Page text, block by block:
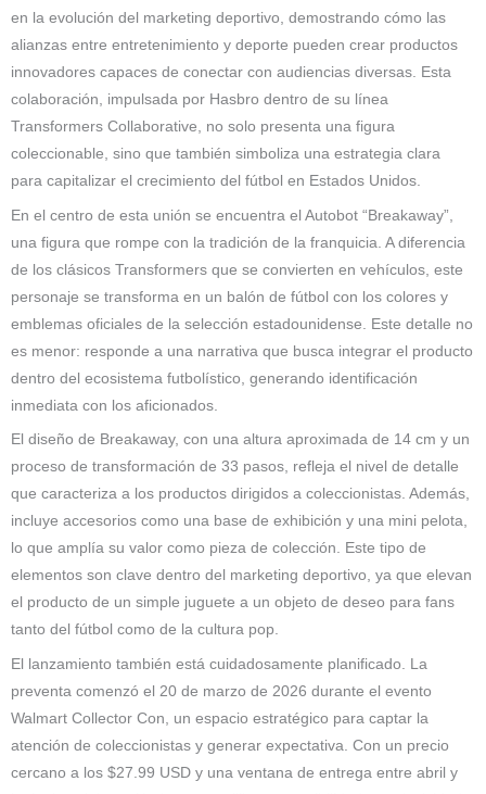
en la evolución del marketing deportivo, demostrando cómo las
alianzas entre entretenimiento y deporte pueden crear productos
innovadores capaces de conectar con audiencias diversas. Esta
colaboración, impulsada por Hasbro dentro de su línea
Transformers Collaborative, no solo presenta una figura
coleccionable, sino que también simboliza una estrategia clara
para capitalizar el crecimiento del fútbol en Estados Unidos.
En el centro de esta unión se encuentra el Autobot “Breakaway”,
una figura que rompe con la tradición de la franquicia. A diferencia
de los clásicos Transformers que se convierten en vehículos, este
personaje se transforma en un balón de fútbol con los colores y
emblemas oficiales de la selección estadounidense. Este detalle no
es menor: responde a una narrativa que busca integrar el producto
dentro del ecosistema futbolístico, generando identificación
inmediata con los aficionados.
El diseño de Breakaway, con una altura aproximada de 14 cm y un
proceso de transformación de 33 pasos, refleja el nivel de detalle
que caracteriza a los productos dirigidos a coleccionistas. Además,
incluye accesorios como una base de exhibición y una mini pelota,
lo que amplía su valor como pieza de colección. Este tipo de
elementos son clave dentro del marketing deportivo, ya que elevan
el producto de un simple juguete a un objeto de deseo para fans
tanto del fútbol como de la cultura pop.
El lanzamiento también está cuidadosamente planificado. La
preventa comenzó el 20 de marzo de 2026 durante el evento
Walmart Collector Con, un espacio estratégico para captar la
atención de coleccionistas y generar expectativa. Con un precio
cercano a los $27.99 USD y una ventana de entrega entre abril y